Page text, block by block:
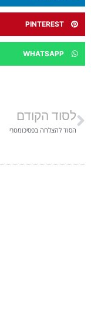
PINTEREST
WHATSAPP
לסוד הקודם
הסוד להצלחה בפסיכומטרי